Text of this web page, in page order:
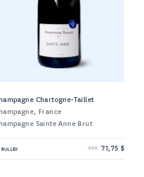
Chartogne-Taillet
France
Sainte Anne Brut
BULLES SAQ 71,75 $